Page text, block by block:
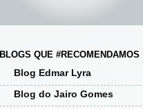
BLOGS QUE #RECOMENDAMOS
Blog Edmar Lyra
Blog do Jairo Gomes